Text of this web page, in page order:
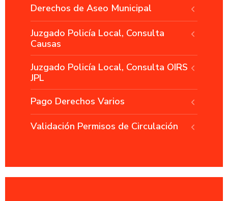
Derechos de Aseo Municipal
Juzgado Policía Local, Consulta
Causas
Juzgado Policía Local, Consulta OIRS
JPL
Pago Derechos Varios
Validación Permisos de Circulación